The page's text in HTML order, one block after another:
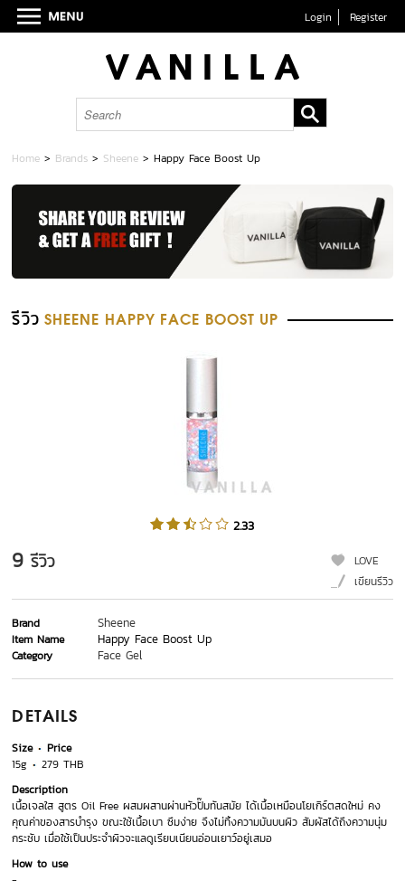
Login Register
Home > Brands > Sheene >Happy Face Boost Up
รีวิว SHEENE HAPPY FACE BOOST UP
2.33
9 รีวิว
LOVE
เขียนรีวิว
Brand Sheene
Item Name Happy Face Boost Up
Category Face Gel
DETAILS
Size
Price
15g
279 THB
Description
เนื้อเจลใส สูตร Oil Free ผสมผสานผ่านหัวปั๊มทันสมัย ได้เนื้อเหมือนโยเกิร์ตสดใหม่ คง
คุณค่าของสารบำรุง ขณะใช้เนื้อเบา ซึมง่าย จึงไม่ทิ้งความมันบนผิว สัมผัสได้ถึงความนุ่ม
กระชับ เมื่อใช้เป็นประจำผิวจะแลดูเรียบเนียนอ่อนเยาว์อยู่เสมอ
How to use
-